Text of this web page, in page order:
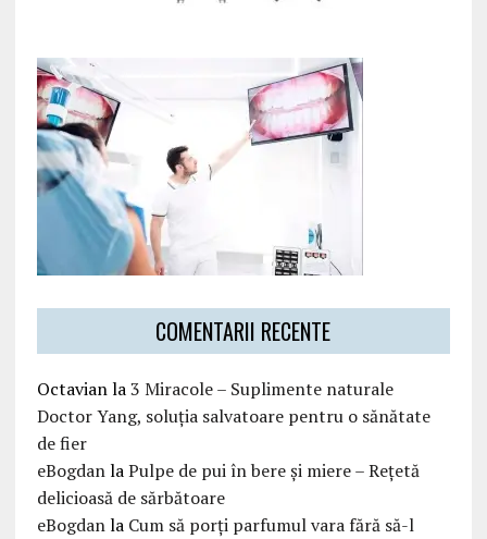
COMENTARII RECENTE
Octavianla3 Miracole – Suplimente naturale
Doctor Yang, soluția salvatoare pentru o sănătate
de fier
eBogdanlaPulpe de pui în bere și miere – Rețetă
delicioasă de sărbătoare
eBogdanla Cum să porți parfumul vara fără să-l